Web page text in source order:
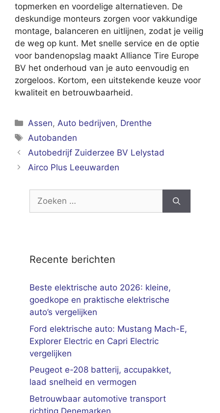
topmerken en voordelige alternatieven. De
deskundige monteurs zorgen voor vakkundige
montage, balanceren en uitlijnen, zodat je veilig
de weg op kunt. Met snelle service en de optie
voor bandenopslag maakt Alliance Tire Europe
BV het onderhoud van je auto eenvoudig en
zorgeloos. Kortom, een uitstekende keuze voor
kwaliteit en betrouwbaarheid.
Categorieën
Assen,Auto bedrijven, Drenthe
Tags
Autobanden
Autobedrijf Zuiderzee BV Lelystad
Airco Plus Leeuwarden
Zoek
Recente berichten
Beste elektrische auto 2026: kleine,
goedkope en praktische elektrische
auto’s vergelijken
Ford elektrische auto: Mustang Mach-E,
Explorer Electric en Capri Electric
vergelijken
Peugeot e-208 batterij, accupakket,
laad snelheid en vermogen
Betrouwbaar automotive transport
richting Denemarken